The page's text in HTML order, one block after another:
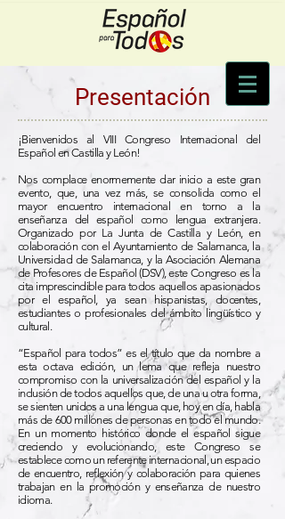
Presentación
¡Bienvenidos al VIII Congreso Internacional del
Español en Castilla y León!
Nos complace enormemente dar inicio a este gran
evento, que, una vez más, se consolida como el
mayor encuentro internacional en torno a la
enseñanza del español como lengua extranjera.
Organizado por La Junta de Castilla y León, en
colaboración con el Ayuntamiento de Salamanca, la
Universidad de Salamanca, y la Asociación Alemana
de Profesores de Español (DSV), este Congreso es la
cita imprescindible para todos aquellos apasionados
por el español, ya sean hispanistas, docentes,
estudiantes o profesionales del ámbito lingüístico y
cultural.
“Español para todos” es el título que da nombre a
esta octava edición, un lema que refleja nuestro
compromiso con la universalización del español y la
inclusión de todos aquellos que, de una u otra forma,
se sienten unidos a una lengua que, hoy en día, habla
más de 600 millones de personas en todo el mundo.
En un momento histórico donde el español sigue
creciendo y evolucionando, este Congreso se
establece como un referente internacional, un espacio
de encuentro, reflexión y colaboración para quienes
trabajan en la promoción y enseñanza de nuestro
idioma.